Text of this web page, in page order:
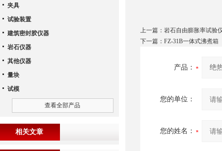
上一篇： 岩石自由膨胀率试验
下一篇： FZ-31B一体式沸煮箱
产品：
您的单位：
您的姓名：
夹具
试验装置
建筑密封胶仪器
岩石仪器
其他仪器
量块
试模
查看全部产品
相关文章